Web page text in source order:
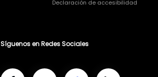
Declaración de accesibilidad
Síguenos en Redes Sociales